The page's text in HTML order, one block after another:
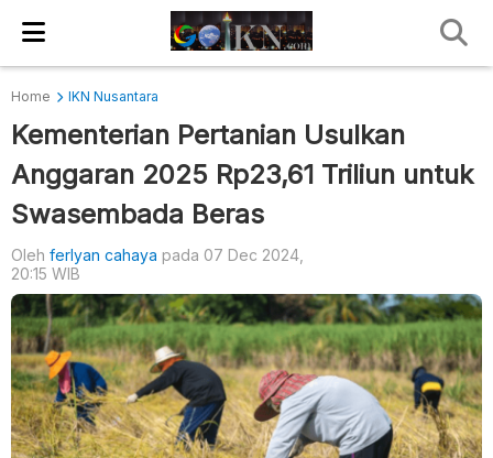
Home IKN Nusantara
Kementerian Pertanian Usulkan
Anggaran 2025 Rp23,61 Triliun untuk
Swasembada Beras
Oleh ferlyan cahaya pada 07 Dec 2024,
20:15 WIB